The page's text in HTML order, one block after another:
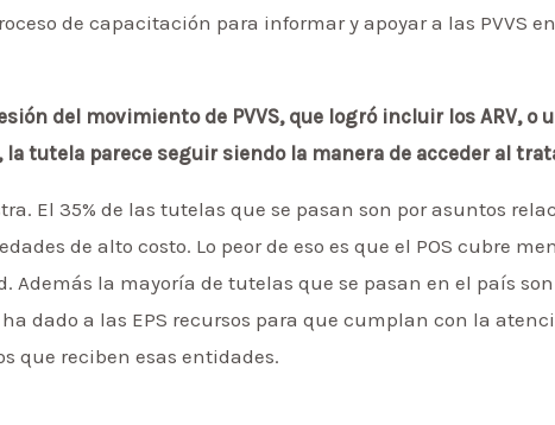
de capacitación para informar y apoyar a las PVVS
del movimiento de PVVS, que logró incluir los ARV, o
la tutela parece seguir siendo la manera de acceder al
El 35% de las tutelas que se pasan son por asuntos
de alto costo. Lo peor de eso es que el POS cubre
la mayoría de tutelas que se pasan en el país
dado a las EPS recursos para que cumplan con la
que reciben esas entidades.